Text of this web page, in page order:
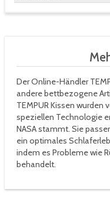
Der Online-Händler
andere bettbezogene
TEMPUR Kissen
speziellen Technologie
NASA stammt. Sie
ein optimales
indem es Probleme wie
behandelt.